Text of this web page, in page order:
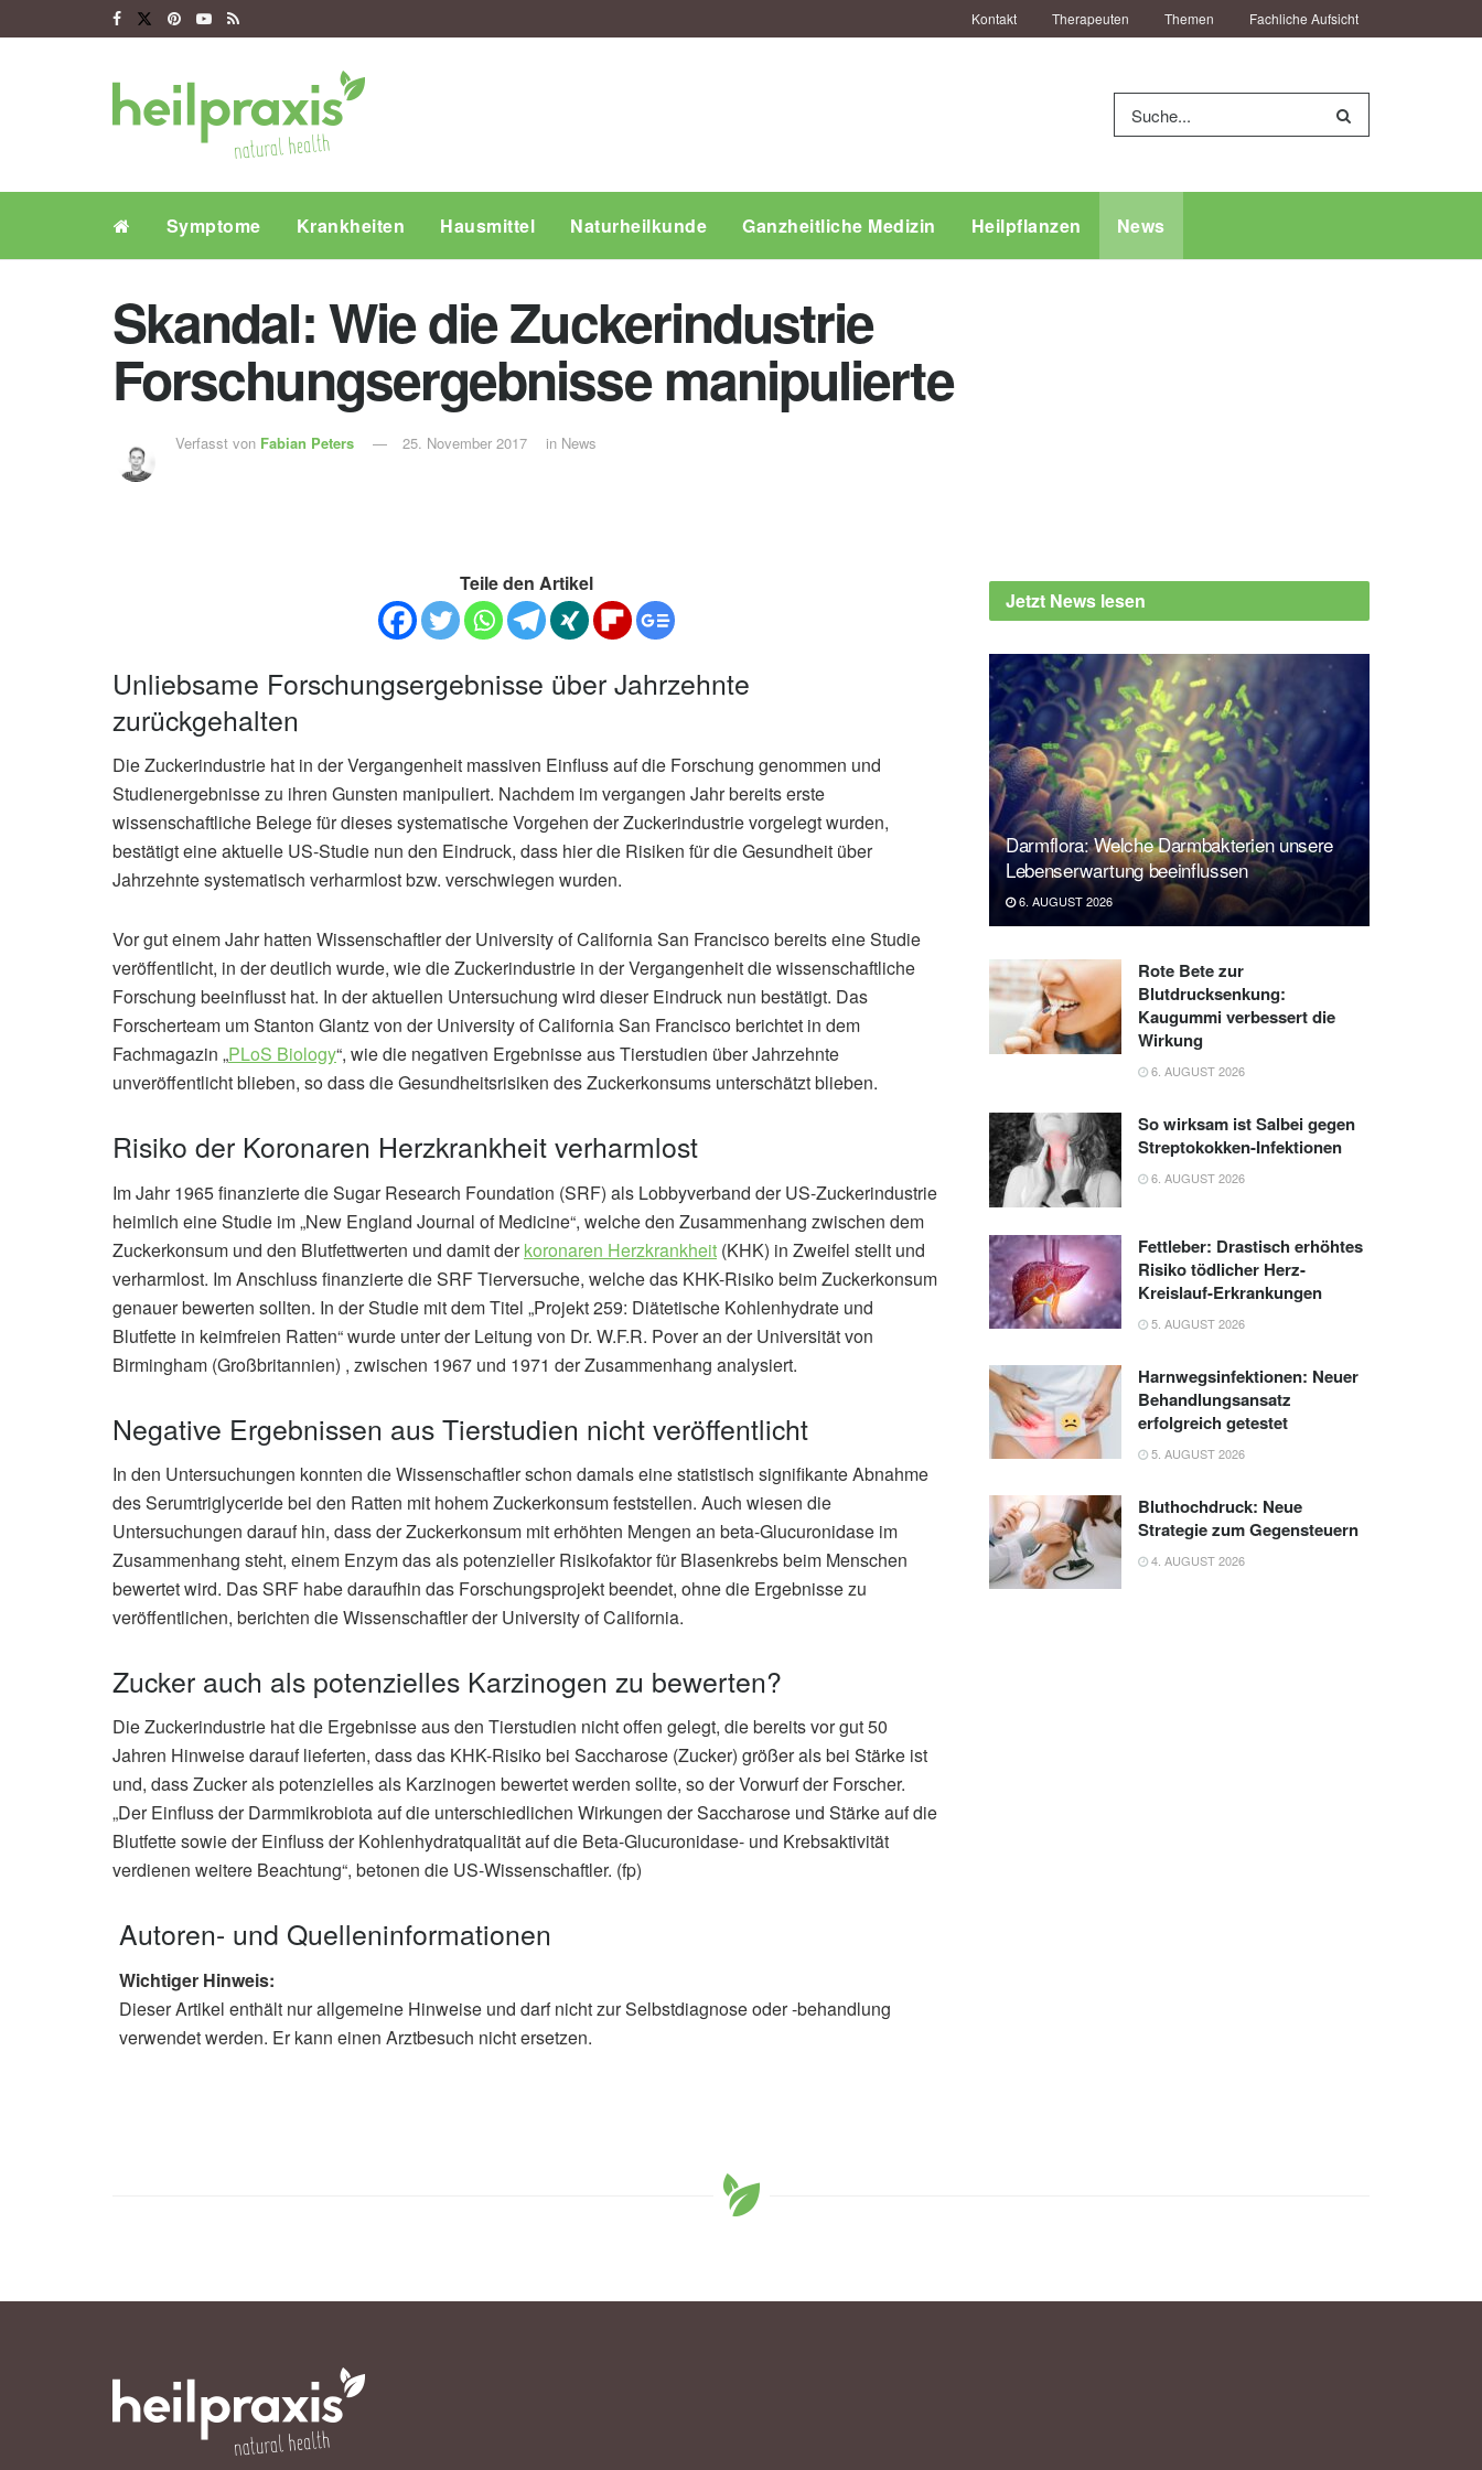
Kontakt Therapeuten Themen Fachliche Aufsicht
Symptome Krankheiten Hausmittel Naturheilkunde Ganzheitliche Medizin Heilpflanzen News
Skandal: Wie die Zuckerindustrie
Forschungsergebnisse manipulierte
Verfasst von Fabian Peters 25. November 2017 in News
Teile den Artikel
Unliebsame Forschungsergebnisse über Jahrzehnte
zurückgehalten
Die Zuckerindustrie hat in der Vergangenheit massiven Einfluss auf die Forschung genommen und
Studienergebnisse zu ihren Gunsten manipuliert. Nachdem im vergangen Jahr bereits erste
wissenschaftliche Belege für dieses systematische Vorgehen der Zuckerindustrie vorgelegt wurden,
bestätigt eine aktuelle US-Studie nun den Eindruck, dass hier die Risiken für die Gesundheit über
Jahrzehnte systematisch verharmlost bzw. verschwiegen wurden.
Vor gut einem Jahr hatten Wissenschaftler der University of California San Francisco bereits eine Studie
veröffentlicht, in der deutlich wurde, wie die Zuckerindustrie in der Vergangenheit die wissenschaftliche
Forschung beeinflusst hat. In der aktuellen Untersuchung wird dieser Eindruck nun bestätigt. Das
Forscherteam um Stanton Glantz von der University of California San Francisco berichtet in dem
Fachmagazin „PLoS Biology“, wie die negativen Ergebnisse aus Tierstudien über Jahrzehnte
unveröffentlicht blieben, so dass die Gesundheitsrisiken des Zuckerkonsums unterschätzt blieben.
Risiko der Koronaren Herzkrankheit verharmlost
Im Jahr 1965 finanzierte die Sugar Research Foundation (SRF) als Lobbyverband der US-Zuckerindustrie
heimlich eine Studie im „New England Journal of Medicine“, welche den Zusammenhang zwischen dem
Zuckerkonsum und den Blutfettwerten und damit derkoronaren Herzkrankheit (KHK) in Zweifel stellt und
verharmlost. Im Anschluss finanzierte die SRF Tierversuche, welche das KHK-Risiko beim Zuckerkonsum
genauer bewerten sollten. In der Studie mit dem Titel „Projekt 259: Diätetische Kohlenhydrate und
Blutfette in keimfreien Ratten“ wurde unter der Leitung von Dr. W.F.R. Pover an der Universität von
Birmingham (Großbritannien) , zwischen 1967 und 1971 der Zusammenhang analysiert.
Negative Ergebnissen aus Tierstudien nicht veröffentlicht
In den Untersuchungen konnten die Wissenschaftler schon damals eine statistisch signifikante Abnahme
des Serumtriglyceride bei den Ratten mit hohem Zuckerkonsum feststellen. Auch wiesen die
Untersuchungen darauf hin, dass der Zuckerkonsum mit erhöhten Mengen an beta-Glucuronidase im
Zusammenhang steht, einem Enzym das als potenzieller Risikofaktor für Blasenkrebs beim Menschen
bewertet wird. Das SRF habe daraufhin das Forschungsprojekt beendet, ohne die Ergebnisse zu
veröffentlichen, berichten die Wissenschaftler der University of California.
Zucker auch als potenzielles Karzinogen zu bewerten?
Die Zuckerindustrie hat die Ergebnisse aus den Tierstudien nicht offen gelegt, die bereits vor gut 50
Jahren Hinweise darauf lieferten, dass das KHK-Risiko bei Saccharose (Zucker) größer als bei Stärke ist
und, dass Zucker als potenzielles als Karzinogen bewertet werden sollte, so der Vorwurf der Forscher.
„Der Einfluss der Darmmikrobiota auf die unterschiedlichen Wirkungen der Saccharose und Stärke auf die
Blutfette sowie der Einfluss der Kohlenhydratqualität auf die Beta-Glucuronidase- und Krebsaktivität
verdienen weitere Beachtung“, betonen die US-Wissenschaftler. (fp)
Autoren- und Quelleninformationen
Wichtiger Hinweis:
Dieser Artikel enthält nur allgemeine Hinweise und darf nicht zur Selbstdiagnose oder -behandlung
verwendet werden. Er kann einen Arztbesuch nicht ersetzen.
Jetzt News lesen
Darmflora: Welche Darmbakterien unsere
Lebenserwartung beeinflussen
6. AUGUST 2026
Rote Bete zur
Blutdrucksenkung:
Kaugummi verbessert die
Wirkung
6. AUGUST 2026
So wirksam ist Salbei gegen
Streptokokken-Infektionen
6. AUGUST 2026
Fettleber: Drastisch erhöhtes
Risiko tödlicher Herz-
Kreislauf-Erkrankungen
5. AUGUST 2026
Harnwegsinfektionen: Neuer
Behandlungsansatz
erfolgreich getestet
5. AUGUST 2026
Bluthochdruck: Neue
Strategie zum Gegensteuern
4. AUGUST 2026